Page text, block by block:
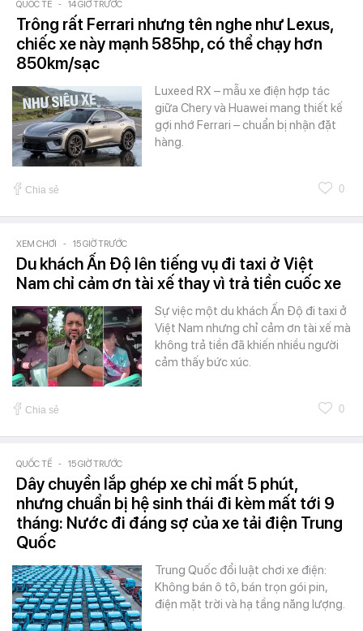
QUỐC TẾ - 14 GIỜ TRƯỚC
Trông rất Ferrari nhưng tên nghe như Lexus,
chiếc xe này mạnh 585hp, có thể chạy hơn
850km/sạc
Luxeed RX – mẫu xe điện hợp tác
giữa Chery và Huawei mang thiết kế
gợi nhớ Ferrari – chuẩn bị nhận đặt
hàng.
Chia sẻ 0
XEM CHƠI - 15 GIỜ TRƯỚC
Du khách Ấn Độ lên tiếng vụ đi taxi ở Việt
Nam chỉ cảm ơn tài xế thay vì trả tiền cuốc xe
Sự việc một du khách Ấn Độ đi taxi ở
Việt Nam nhưng chỉ cảm ơn tài xế mà
không trả tiền đã khiến nhiều người
cảm thấy bức xúc.
Chia sẻ 0
QUỐC TẾ - 15 GIỜ TRƯỚC
Dây chuyền lắp ghép xe chỉ mất 5 phút,
nhưng chuẩn bị hệ sinh thái đi kèm mất tới 9
tháng: Nước đi đáng sợ của xe tải điện Trung
Quốc
Trung Quốc đổi luật chơi xe điện:
Không bán ô tô, bán trọn gói pin,
điện mặt trời và hạ tầng năng lượng.